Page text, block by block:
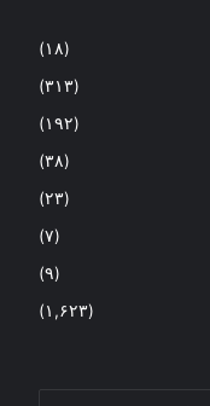
(۱۸)
(۳۱۳)
(۱۹۲)
(۳۸)
(۲۳)
(۷)
(۹)
(۱,۶۲۳)